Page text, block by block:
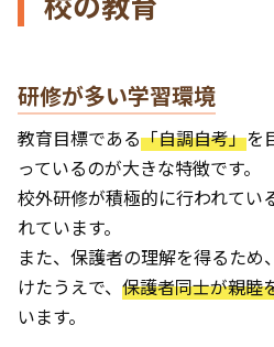
研修が多い学習環境
教育目標である「自調自考」を
っているのが大きな特徴です。
校外研修が積極的に行われてい
れています。
また、保護者の理解を得るた
けたうえで、 保護者同士が親睦
います。